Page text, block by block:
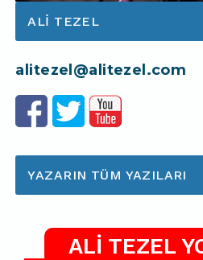
ALI TEZEL
alitezel@alitezel.com
YAZARIN TÜM YAZILARI
ALİ TEZEL